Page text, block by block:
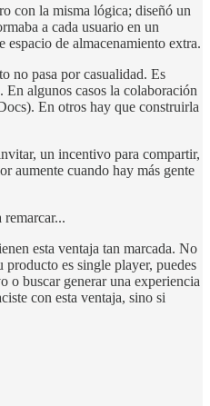
con la misma lógica; diseñó un
a cada usuario en un
espacio de almacenamiento extra.
no pasa por casualidad. Es
algunos casos la colaboración
En otros hay que construirla
un incentivo para compartir,
aumente cuando hay más gente
remarcar...
esta ventaja tan marcada. No
producto es single player, puedes
o buscar generar una experiencia
con esta ventaja, sino si